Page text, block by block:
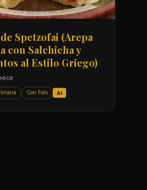
Spetzofai (Arepa
con Salchicha y
al Estilo Griego)
Con Foto AI